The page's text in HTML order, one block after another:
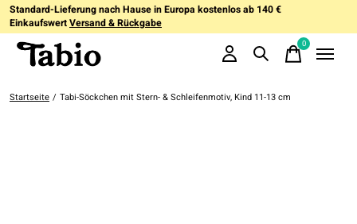
Standard-Lieferung nach Hause in Europa kostenlos ab 140 €
EinkaufswertVersand & Rückgabe
0items
Startseite / Tabi-Söckchen mit Stern- & Schleifenmotiv, Kind 11-13 cm